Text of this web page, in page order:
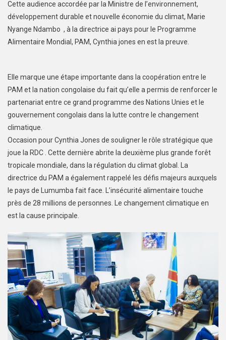
Cette audience accordée par la Ministre de l’environnement,
développement durable et nouvelle économie du climat, Marie
Nyange Ndambo , à la directrice ai pays pour le Programme
Alimentaire Mondial, PAM, Cynthia jones en est la preuve.
Elle marque une étape importante dans la coopération entre le
PAM et la nation congolaise du fait qu’elle a permis de renforcer le
partenariat entre ce grand programme des Nations Unies et le
gouvernement congolais dans la lutte contre le changement
climatique.
Occasion pour Cynthia Jones de souligner le rôle stratégique que
joue la RDC . Cette dernière abrite la deuxième plus grande forêt
tropicale mondiale, dans la régulation du climat global. La
directrice du PAM a également rappelé les défis majeurs auxquels
le pays de Lumumba fait face. L’insécurité alimentaire touche
près de 28 millions de personnes. Le changement climatique en
est la cause principale.